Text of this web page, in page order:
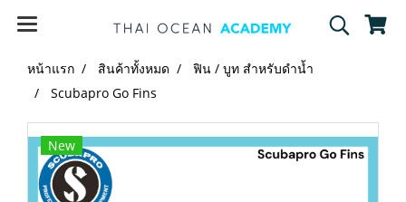
หน้าแรก สินค้าทั้งหมด
ฟิน / บูท สำหรับดำน้ำ
Scubapro Go Fins
New